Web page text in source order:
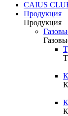
CAIUS
Продукция
Продукция